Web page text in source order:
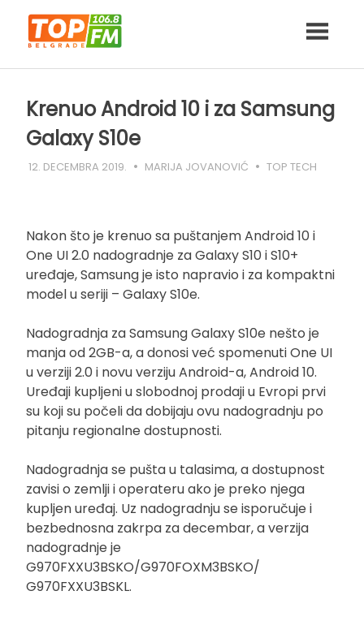
content
Krenuo Android 10 i za Samsung
Galaxy S10e
12. DECEMBRA 2019. MARIJA JOVANOVIĆ TOP TECH
Nakon što je krenuo sa puštanjem Android 10 i
One UI 2.0 nadogradnje za Galaxy S10 i S10+
uređaje, Samsung je isto napravio i za kompaktni
model u seriji – Galaxy S10e.
Nadogradnja za Samsung Galaxy S10e nešto je
manja od 2GB-a, a donosi već spomenuti One UI
u verziji 2.0 i novu verziju Android-a, Android 10.
Uređaji kupljeni u slobodnoj prodaji u Evropi prvi
su koji su počeli da dobijaju ovu nadogradnju po
pitanju regionalne dostupnosti.
Nadogradnja se pušta u talasima, a dostupnost
zavisi o zemlji i operateru ako je preko njega
kupljen uređaj. Uz nadogradnju se isporučuje i
bezbednosna zakrpa za decembar, a verzija
nadogradnje je
G970FXXU3BSKO/G970FOXM3BSKO/
G970FXXU3BSKL.